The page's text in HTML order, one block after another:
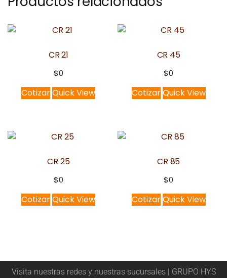
CR 21
$0
CotizarQuick View
CR 45
$0
CotizarQuick View
CR 25
$0
CotizarQuick View
CR 85
$0
CotizarQuick View
Visita nuestras redes y nuestras sucursales | GRUPO HYS